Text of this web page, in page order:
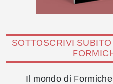
SOTTOSCRIVI
Il mondo di